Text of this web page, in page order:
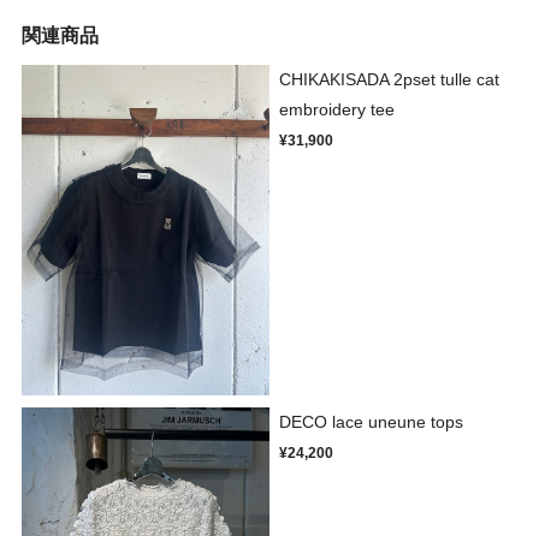
関連商品
CHIKAKISADA 2pset tulle cat
embroidery tee
¥31,900
DECO lace uneune tops
¥24,200